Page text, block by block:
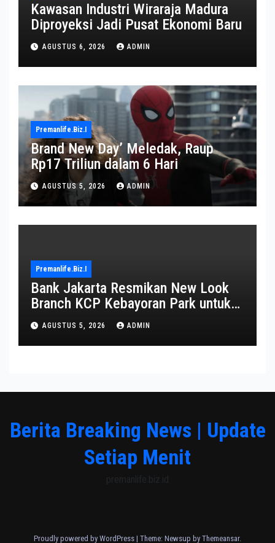
Kawasan Industri Wiraraja Madura
Diproyeksi Jadi Pusat Ekonomi Baru
AGUSTUS 6, 2026 ADMIN
Premanlife.biz.i
Brand New Day’ Meledak, Raup
Rp17 Triliun dalam 6 Hari
AGUSTUS 5, 2026 ADMIN
Premanlife.biz.i
Bank Jakarta Resmikan New Look
Branch KCP Kebayoran Park untuk
Transformasi Layanan
AGUSTUS 5, 2026 ADMIN
Berita Breaking News | Update
Setiap Menit
premanlife.biz.id
Proudly powered by WordPress | Theme: Newsup by Themeansar.